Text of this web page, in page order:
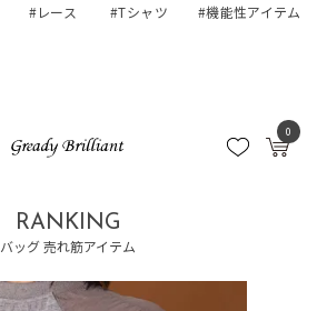
0
#レース #Tシャツ #機能性アイテム
RANKING
バッグ 売れ筋アイテム